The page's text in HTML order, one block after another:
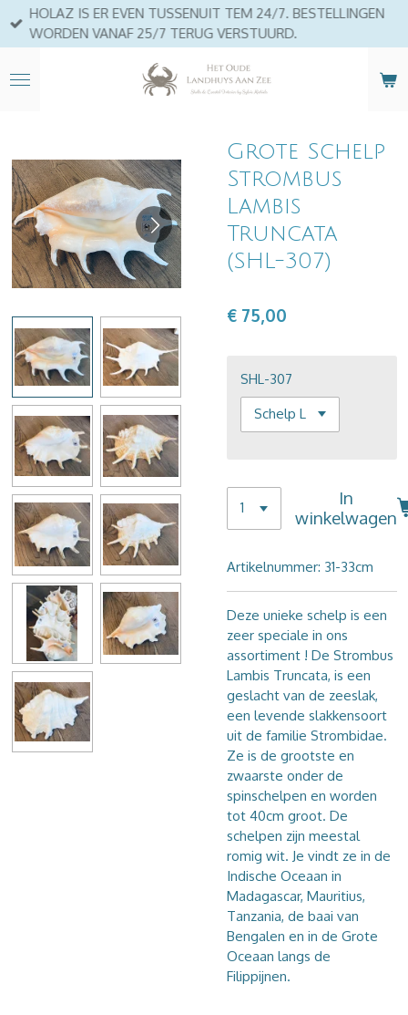
Ga
direct
de
HOLAZ IS ER EVEN TUSSENUIT TEM 24/7. BESTELLINGEN
WORDEN VANAF 25/7 TERUG VERSTUURD.
Grote Schelp
Strombus
Lambis
Truncata
(SHL-307)
€ 75,00
SHL-307
In
winkelwagen
Artikelnummer: 31-33cm
Deze unieke schelp is een
zeer speciale in ons
assortiment ! De Strombus
Lambis Truncata, is een
geslacht van de zeeslak,
een levende slakkensoort
uit de familie Strombidae.
Ze is de grootste en
zwaarste onder de
spinschelpen en worden
tot 40cm groot. De
schelpen zijn meestal
romig wit. Je vindt ze in de
Indische Oceaan in
Madagascar, Mauritius,
Tanzania, de baai van
Bengalen en in de Grote
Oceaan langs de
Filippijnen.